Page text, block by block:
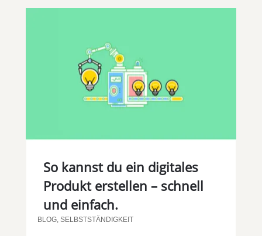
So kannst du ein digitales
Produkt erstellen – schnell
und einfach.
BLOG, SELBSTSTÄNDIGKEIT